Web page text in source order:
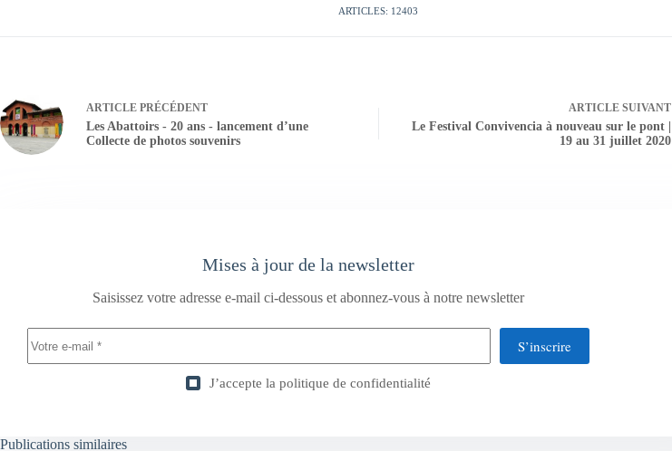
ARTICLES: 12403
ARTICLE PRÉCÉDENT
Les Abattoirs - 20 ans - lancement d’une
Collecte de photos souvenirs
ARTICLESUIVANT
Le Festival Convivencia à nouveau sur le pont |
19 au 31 juillet 2020
Mises à jour de la newsletter
Saisissez votre adresse e-mail ci-dessous et abonnez-vous à notre newsletter
S’inscrire
J’accepte la politique de confidentialité
Publications similaires